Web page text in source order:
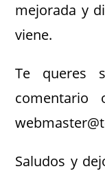
mejorada y
viene.
Te queres
Saludos y